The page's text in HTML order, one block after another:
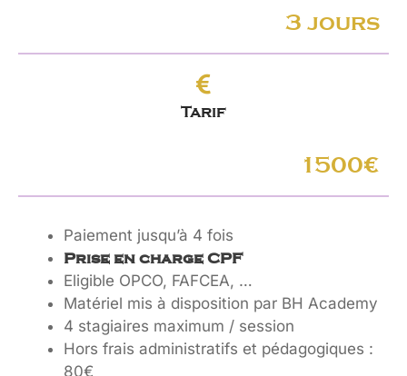
3 jours
Tarif
1500€
Paiement jusqu’à 4 fois
Prise en charge CPF
Eligible OPCO, FAFCEA, …
Matériel mis à disposition par BH Academy
4 stagiaires maximum / session
Hors frais administratifs et pédagogiques :
80€